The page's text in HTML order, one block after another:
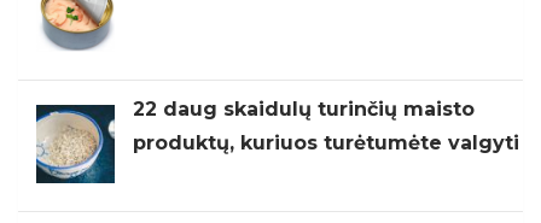
22 daug skaidulų turinčių maisto
produktų, kuriuos turėtumėte valgyti